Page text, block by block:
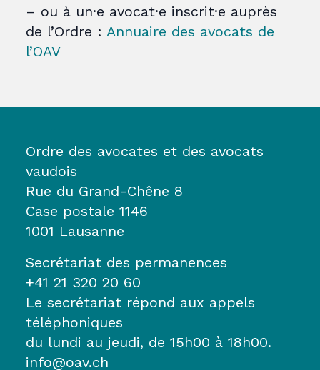
– ou à un·e avocat·e inscrit·e auprès
de l’Ordre : Annuaire des avocats de
l’OAV
Ordre des avocates et des avocats
vaudois
Rue du Grand-Chêne 8
Case postale 1146
1001 Lausanne
Secrétariat des permanences
+41 21 320 20 60
Le secrétariat répond aux appels
téléphoniques
du lundi au jeudi, de 15h00 à 18h00.
info@oav.ch